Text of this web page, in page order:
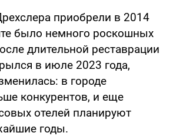
приобрели в 2014
было немного роскошных
длительной реставрации
в июле 2023 года,
в городе
конкурентов, и еще
отелей планируют
годы.